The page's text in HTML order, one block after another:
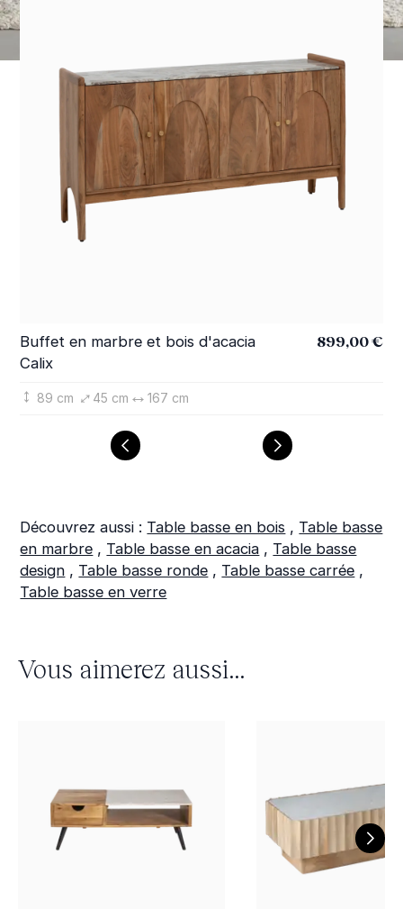
Buffet en marbre et bois d'acacia
Calix
899,00 €
89 cm 45 cm 167 cm
Découvrez aussi : Table basse en bois , Table basse
en marbre , Table basse en acacia , Table basse
design , Table basse ronde , Table basse carrée ,
Table basse en verre
Vous aimerez aussi...